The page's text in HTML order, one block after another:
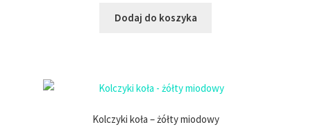
Dodaj do koszyka
Kolczyki koła – żółty miodowy